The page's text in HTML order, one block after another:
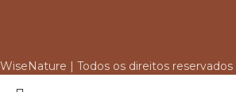
WiseNature | Todos os direitos